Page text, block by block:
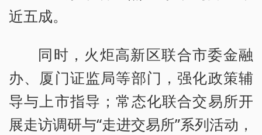
近五成。
同时，火炬高新区联合市委金融
办、厦门证监局等部门，强化政策辅
导与上市指导；常态化联合交易所开
展走访调研与“走进交易所”系列活动，